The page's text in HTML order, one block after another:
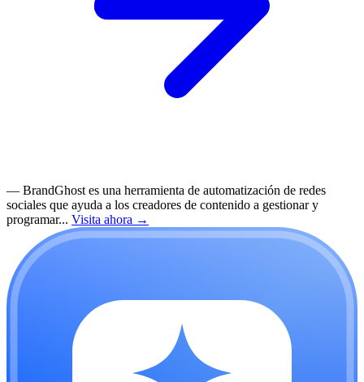
— BrandGhost es una herramienta de automatización de redes
sociales que ayuda a los creadores de contenido a gestionar y
programar... Visita ahora →